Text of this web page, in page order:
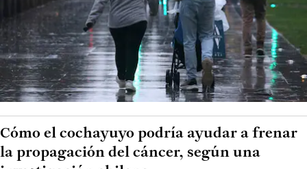
Cómo el cochayuyo podría ayudar a frenar
la propagación del cáncer, según una